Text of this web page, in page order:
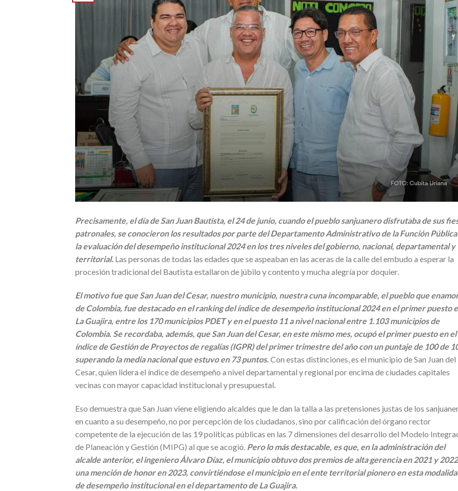
Precisamente, el día de San Juan Bautista, el 24 de junio, cuando el pueblo sanjuanero disfrutaba de sus
patronales, se conocieron los resultados por parte del Departamento Administrativo de la Función
la evaluación del desempeño institucional 2024 en los tres niveles del gobierno, nacional, departamental y
territorial. Las personas de todas las edades que se aspeaban en las aceras de la calle del embudo a esperar la
procesión tradicional del Bautista estallaron de júbilo y contento y mucha alegría por doquier.
El motivo fue que San Juan del Cesar, nuestro municipio, nuestra cuna incomparable, el pueblo que
de Colombia, fue destacado en el ranking del índice de desempeño institucional 2024 en el primer puesto
La Guajira, entre los 170 municipios PDET y en el puesto 11 a nivel nacional entre 1.103 municipios de
Colombia. Se recordaba, además, que San Juan del Cesar, en este mismo mes, ocupó el primer puesto en el
índice de Gestión de Proyectos de regalías (IGPR) del primer trimestre del año con un puntaje de 100 de
superando la media nacional que estuvo en 73 puntos.Con estas distinciones, es el municipio de San Juan del
Cesar, quien lidera el índice de desempeño a nivel departamental y regional por encima de ciudades capitales
vecinas con mayor capacidad institucional y presupuestal.
Eso demuestra que San Juan viene eligiendo alcaldes que le dan la talla a las pretensiones justas de los
en cuanto a su desempeño, no por percepción de los ciudadanos, sino por calificación del órgano rector
competente de la ejecución de las 19 políticas públicas en las 7 dimensiones del desarrollo del Modelo
de Planeación y Gestión (MIPG) al que se acogió. Pero lo más destacable, es que, en la administración del
alcalde anterior, el ingeniero Álvaro Díaz, el municipio obtuvo dos premios de alta gerencia en 2021 y
una mención de honor en 2023, convirtiéndose el municipio en el ente territorial pionero en esta
de desempeño institucional en el departamento de La Guajira.